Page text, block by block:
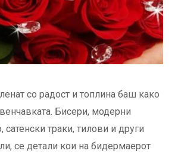
со радост и топлина баш како
Бисери, модерни
сатенски траки, тилови и други
се детали кои на бидермаерот